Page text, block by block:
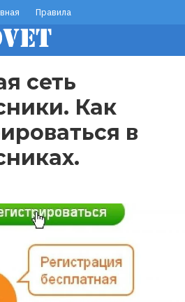
Правила
сеть
Как
в